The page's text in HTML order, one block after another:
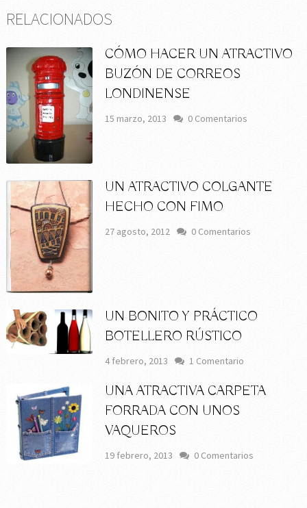
RELACIONADOS
CÓMO HACER UN ATRACTIVO
BUZÓN DE CORREOS
LONDINENSE
15 marzo, 2013 0 Comentarios
UN ATRACTIVO COLGANTE
HECHO CON FIMO
27 agosto, 2012 0 Comentarios
UN BONITO Y PRÁCTICO
BOTELLERO RÚSTICO
4 febrero, 2013 1 Comentario
UNA ATRACTIVA CARPETA
FORRADA CON UNOS
VAQUEROS
19 febrero, 2013 0 Comentarios